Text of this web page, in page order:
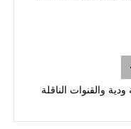
والقنوات الناقلة